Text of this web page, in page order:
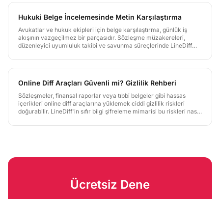
Hukuki Belge İncelemesinde Metin Karşılaştırma
Avukatlar ve hukuk ekipleri için belge karşılaştırma, günlük iş
akışının vazgeçilmez bir parçasıdır. Sözleşme müzakereleri,
düzenleyici uyumluluk takibi ve savunma süreçlerinde LineDiff
Online Diff Araçları Güvenli mi? Gizlilik Rehberi
Sözleşmeler, finansal raporlar veya tıbbi belgeler gibi hassas
içerikleri online diff araçlarına yüklemek ciddi gizlilik riskleri
doğurabilir. LineDiff'in sıfır bilgi şifreleme mimarisi bu riskleri nasıl
Ücretsiz Dene